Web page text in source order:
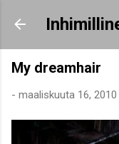
My dreamhair
- maaliskuuta 16, 2010